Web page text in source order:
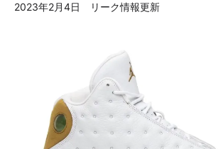
2023年2月4日 リーク情報更新